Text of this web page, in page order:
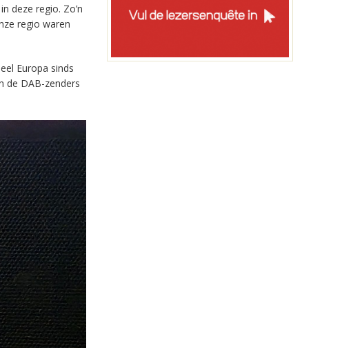
deze regio. Zo’n
regio waren
Europa sinds
de DAB-zenders